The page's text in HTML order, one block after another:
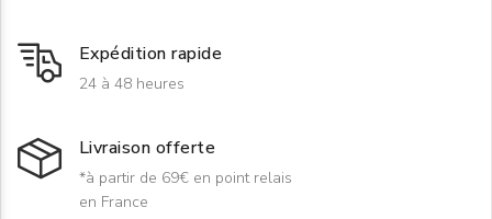
Expédition rapide
24 à 48 heures
Livraison offerte
*à partir de 69€ en point relais
en France